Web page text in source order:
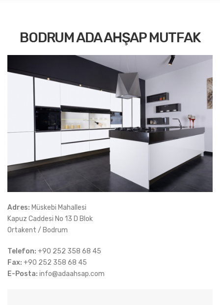
BODRUM ADA AHŞAP MUTFAK
Adres: Müskebi Mahallesi
Kapuz Caddesi No 13 D Blok
Ortakent / Bodrum
Telefon: +90 252 358 68 45
Fax: +90 252 358 68 45
E-Posta: info@adaahsap.com